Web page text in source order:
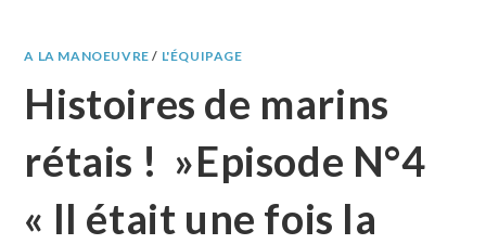
A LA MANOEUVRE / L'ÉQUIPAGE
Histoires de marins
rétais ! »Episode N°4
« Il était une fois la